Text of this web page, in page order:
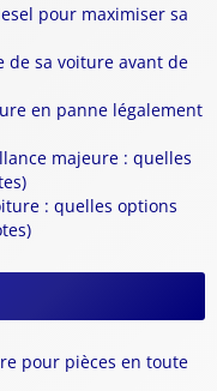
pour maximiser sa
sa voiture avant de
en panne légalement
majeure : quelles
: quelles options
pour pièces en toute